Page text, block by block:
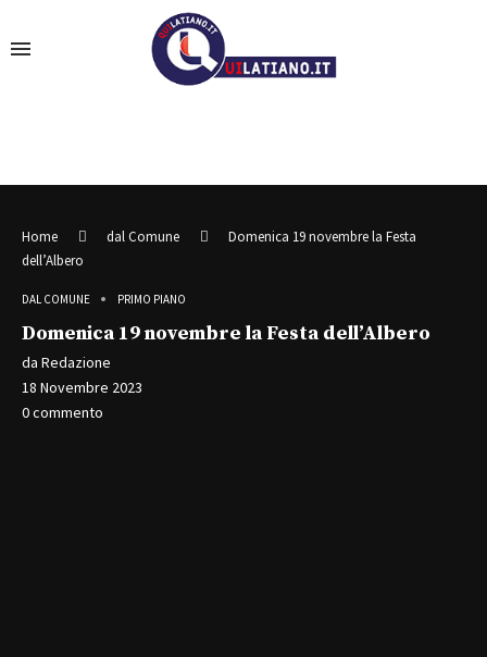
Home dal Comune
Domenica 19 novembre la Festa
dell’Albero
DAL COMUNE PRIMO PIANO
Domenica 19 novembre la Festa dell’Albero
da Redazione
18 Novembre 2023
0 commento